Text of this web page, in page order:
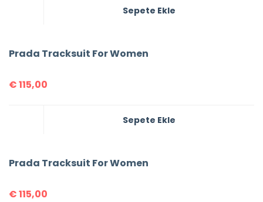
Sepete Ekle
Prada Tracksuit For Women
€115,00
Sepete Ekle
Prada Tracksuit For Women
€115,00